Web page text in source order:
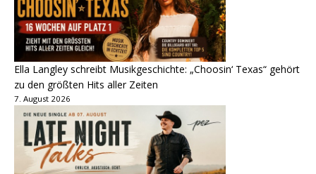
Ella Langley schreibt Musikgeschichte: „Choosin‘ Texas“ gehört
zu den größten Hits aller Zeiten
7. August 2026